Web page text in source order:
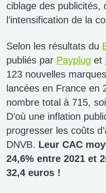
ciblage des publicités,
l’intensification de la
Selon les résultats du
publiés par Payplug et
123 nouvelles
lancées en France en
nombre total à 715,
D’où une inflation
progresser les coûts
DNVB. Leur CAC
24,6% entre 2021 et
32,4 euros !